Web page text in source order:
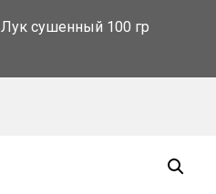
Лук сушенный 100 гр